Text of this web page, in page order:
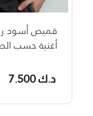
قميص أسود
أغنية حسب
د.ك 7.500